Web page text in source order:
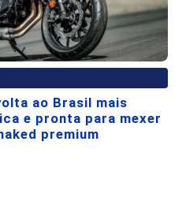
ao Brasil mais
e pronta para mexer
premium